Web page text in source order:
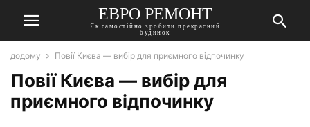
ЕВРО РЕМОНТ
Як самостійно зробити прекрасний
будинок
додому Повії Києва — вибір для приємного відпочинку
Повії Києва — вибір для
приємного відпочинку